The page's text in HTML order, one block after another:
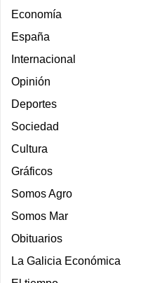
Economía
España
Internacional
Opinión
Deportes
Sociedad
Cultura
Gráficos
Somos Agro
Somos Mar
Obituarios
La Galicia Económica